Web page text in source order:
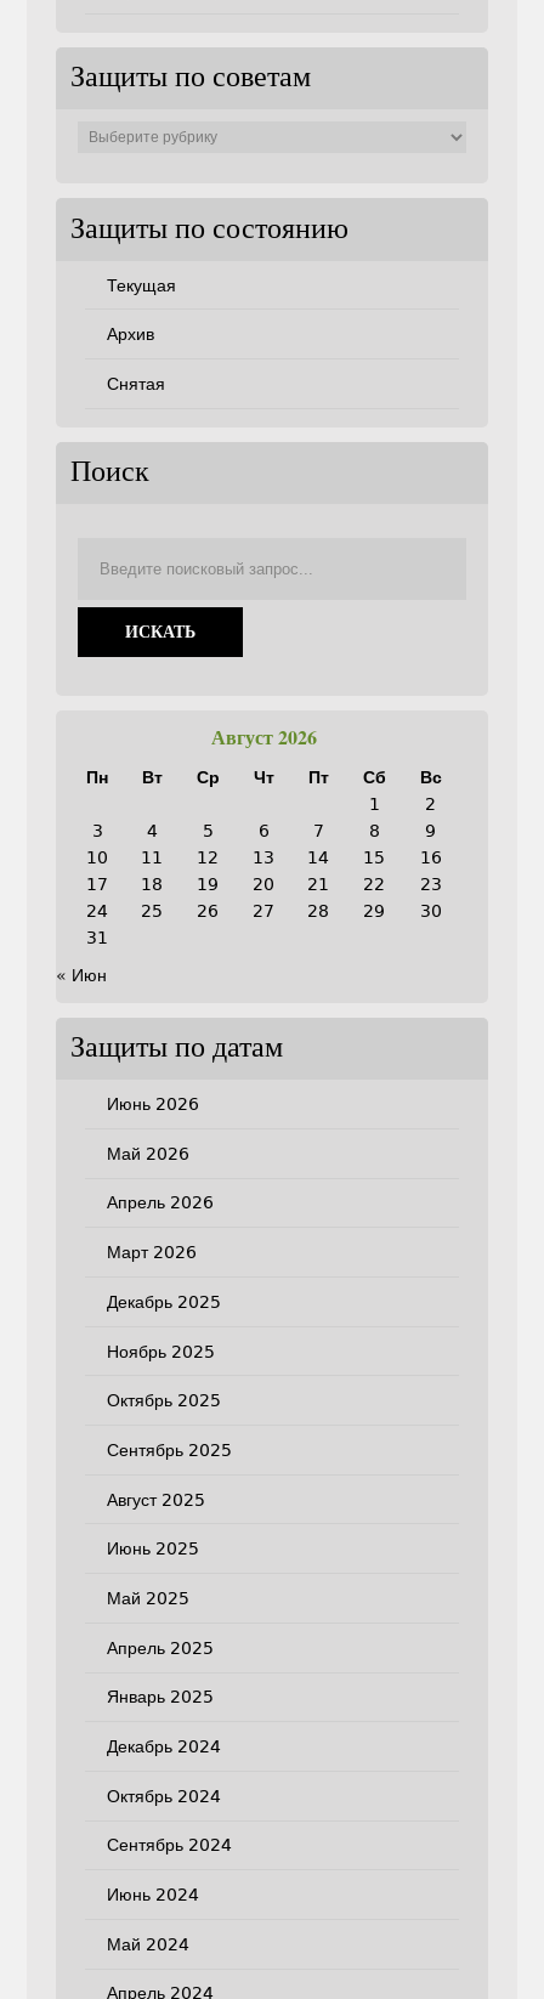
Защиты по советам
Защиты по состоянию
Текущая
Архив
Снятая
Поиск
Август 2026
Пн Вт Ср Чт Пт Сб
Вс
1
2
3
4 5 6 7 8
9
10
11 12 13 14 15
16
17
18 19 20 21 22
23
24
25 26 27 28 29
30
31
« Июн
Защиты по датам
Июнь 2026
Май 2026
Апрель 2026
Март 2026
Декабрь 2025
Ноябрь 2025
Октябрь 2025
Сентябрь 2025
Август 2025
Июнь 2025
Май 2025
Апрель 2025
Январь 2025
Декабрь 2024
Октябрь 2024
Сентябрь 2024
Июнь 2024
Май 2024
Апрель 2024